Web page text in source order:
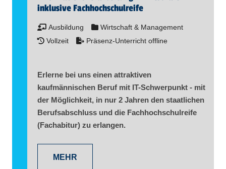
inklusive Fachhochschulreife
Ausbildung
Wirtschaft & Management
Vollzeit
Präsenz-Unterricht offline
Erlerne bei uns einen attraktiven
kaufmännischen Beruf mit IT-Schwerpunkt - mit
der Möglichkeit, in nur 2 Jahren den staatlichen
Berufsabschluss und die Fachhochschulreife
(Fachabitur) zu erlangen.
MEHR